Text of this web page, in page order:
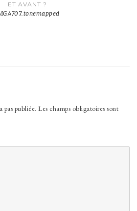
ET AVANT ?
pas publiée. Les champs obligatoires sont